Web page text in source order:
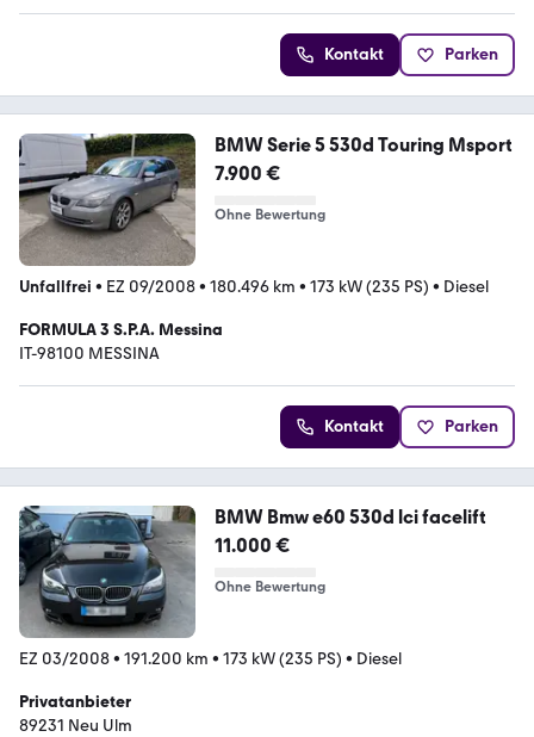
Kontakt Parken
BMW Serie 5 530d Touring Msport
7.900 €
Ohne Bewertung
Unfallfrei • EZ 09/2008• 180.496 km • 173 kW (235 PS) • Diesel
FORMULA 3 S.P.A. Messina
IT-98100 MESSINA
Kontakt Parken
BMW Bmw e60 530d lci facelift
11.000 €
Ohne Bewertung
EZ 03/2008• 191.200 km • 173 kW (235 PS) • Diesel
Privatanbieter
89231 Neu Ulm